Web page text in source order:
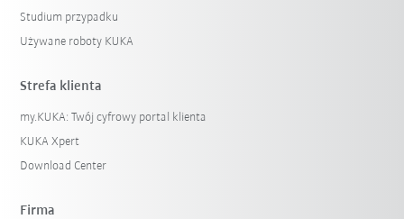
Studium przypadku
Używane roboty KUKA
Strefa klienta
my.KUKA: Twój cyfrowy portal klienta
KUKA Xpert
Download Center
Firma